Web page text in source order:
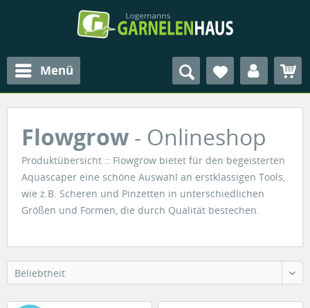
Menü
Flowgrow - Onlineshop
Produktübersicht :: Flowgrow bietet für den begeisterten
Aquascaper eine schöne Auswahl an erstklassigen Tools,
wie z.B. Scheren und Pinzetten in unterschiedlichen
Größen und Formen, die durch Qualität bestechen.
Beliebtheit